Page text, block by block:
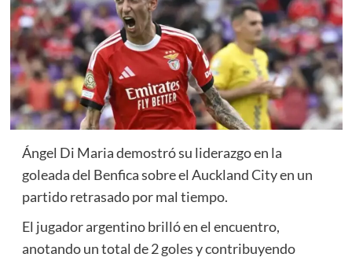
Ángel Di Maria demostró su liderazgo en la
goleada del Benfica sobre el Auckland City en un
partido retrasado por mal tiempo.
El jugador argentino brilló en el encuentro,
anotando un total de 2 goles y contribuyendo